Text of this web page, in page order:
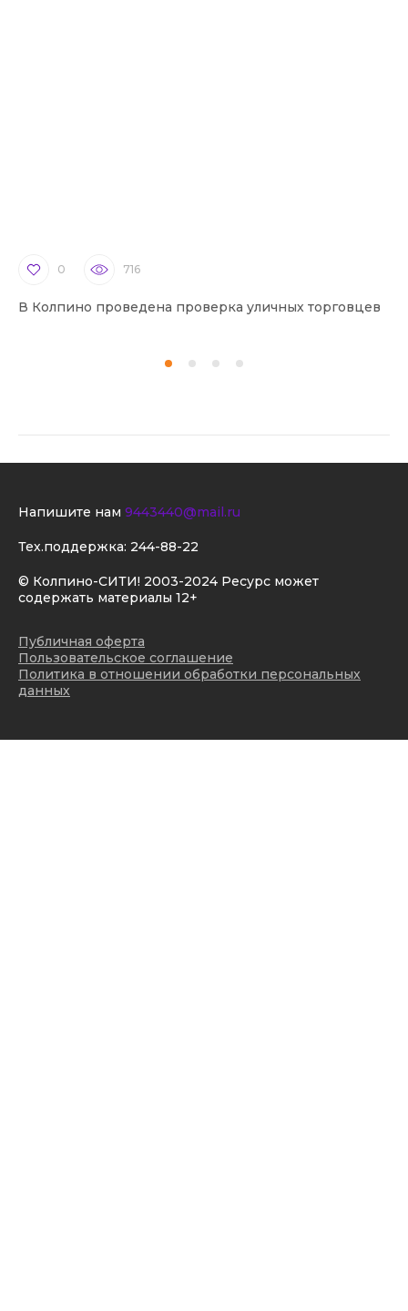
0 716
В Колпино проведена проверка уличных торговцев
© Колпино-СИТИ! 2003-2024 Ресурс может
содержать материалы 12+
Публичная оферта
Пользовательское соглашение
Политика в отношении обработки персональных
данных
Напишите нам 9443440@mail.ru
Тех.поддержка: 244-88-22